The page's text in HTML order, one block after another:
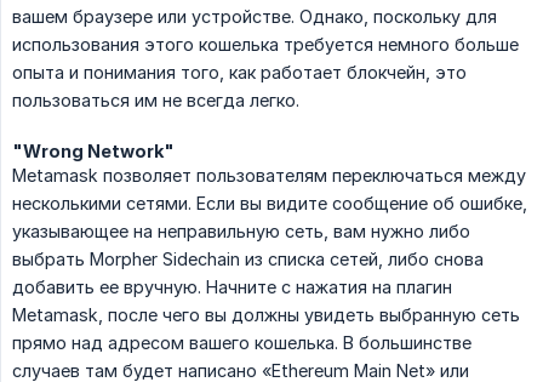
вашем браузере или устройстве. Однако, поскольку для
использования этого кошелька требуется немного больше
опыта и понимания того, как работает блокчейн, это
пользоваться им не всегда легко.
"Wrong Network"
Metamask позволяет пользователям переключаться между
несколькими сетями. Если вы видите сообщение об ошибке,
указывающее на неправильную сеть, вам нужно либо
выбрать Morpher Sidechain из списка сетей, либо снова
добавить ее вручную. Начните с нажатия на плагин
Metamask, после чего вы должны увидеть выбранную сеть
прямо над адресом вашего кошелька. В большинстве
случаев там будет написано «Ethereum Main Net» или